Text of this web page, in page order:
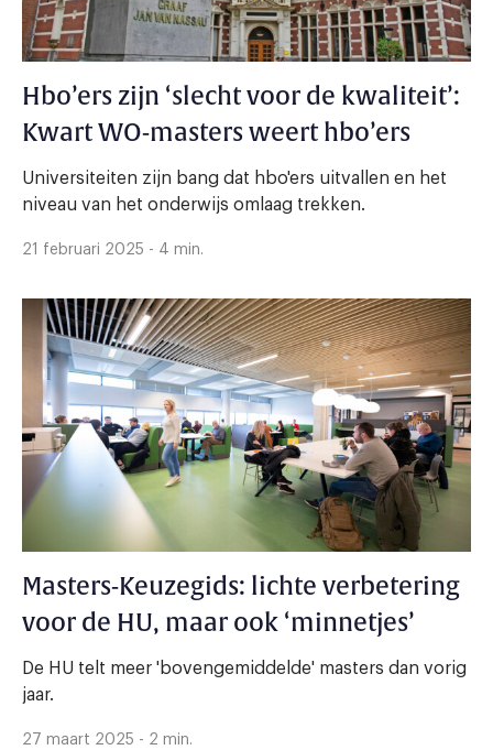
Hbo’ers zijn ‘slecht voor de kwaliteit’:
Kwart WO-masters weert hbo’ers
Universiteiten zijn bang dat hbo'ers uitvallen en het
niveau van het onderwijs omlaag trekken.
21 februari 2025 - 4 min.
Masters-Keuzegids: lichte verbetering
voor de HU, maar ook ‘minnetjes’
De HU telt meer 'bovengemiddelde' masters dan vorig
jaar.
27 maart 2025 - 2 min.